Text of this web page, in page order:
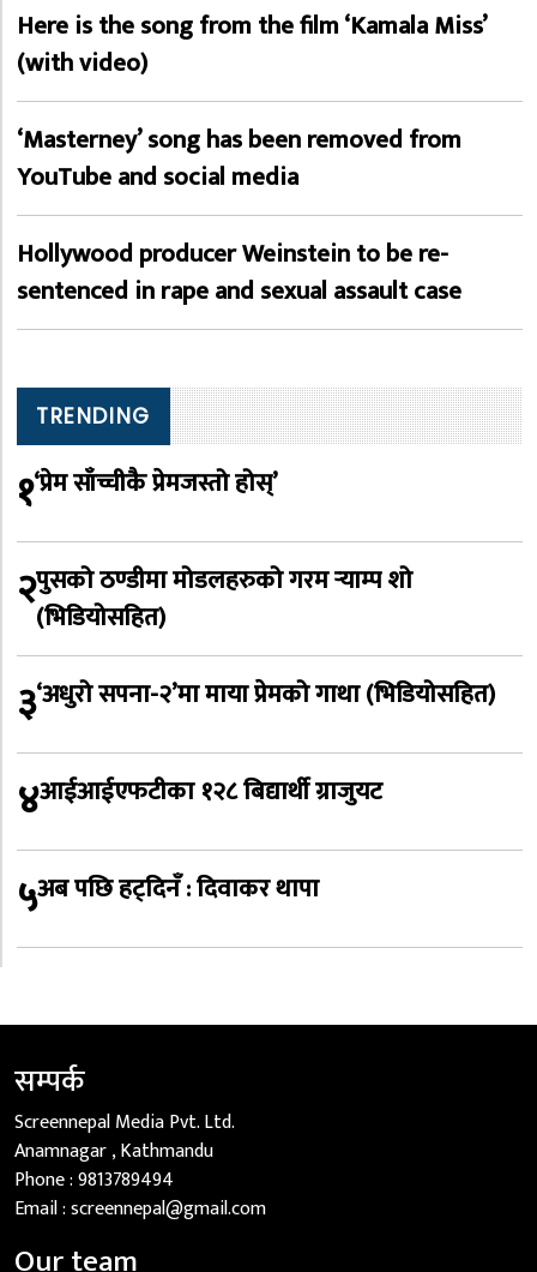
Here is the song from the film ‘Kamala Miss’
(with video)
‘Masterney’ song has been removed from
YouTube and social media
Hollywood producer Weinstein to be re-
sentenced in rape and sexual assault case
TRENDING
१‘प्रेम साँच्चीकै प्रेमजस्तो होस्’
२पुसको ठण्डीमा मोडलहरुको गरम र्‍याम्प शो
(भिडियोसहित)
३‘अधुरो सपना-२’मा माया प्रेमको गाथा (भिडियोसहित)
४आईआईएफटीका १२८ बिद्यार्थी ग्राजुयट
५अब पछि हट्दिनँ : दिवाकर थापा
सम्पर्क
Screennepal Media Pvt. Ltd.
Anamnagar , Kathmandu
Phone :9813789494
Email :screennepal@gmail.com
Our team